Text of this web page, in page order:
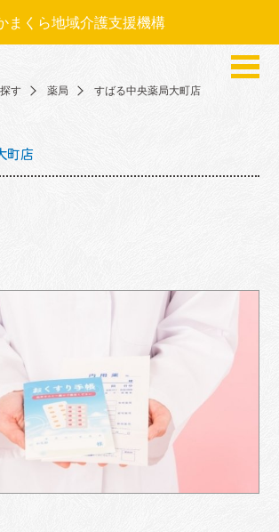
まくら地域介護支援機構
す 薬局 すばる中央薬局大町店
町店